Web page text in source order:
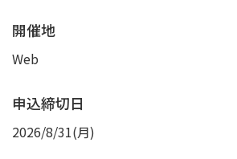
開催地
Web
申込締切日
2026/8/31(月)